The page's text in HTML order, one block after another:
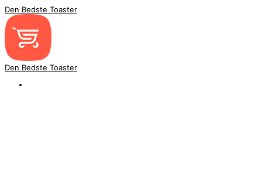
Den Bedste Toaster
Den Bedste Toaster